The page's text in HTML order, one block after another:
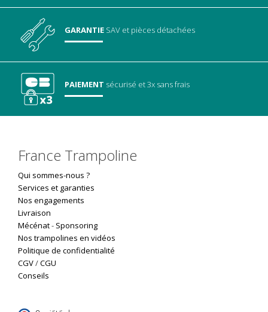
GARANTIE SAV et pièces détachées
PAIEMENT sécurisé et 3x sans frais
France Trampoline
Qui sommes-nous ?
Services et garanties
Nos engagements
Livraison
Mécénat- Sponsoring
Nos trampolines en vidéos
Politique de confidentialité
CGV/CGU
Conseils